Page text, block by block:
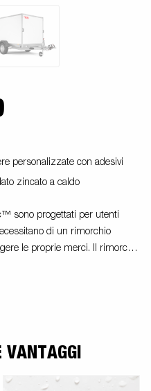
personalizzate con adesivi
zincato a caldo
sono progettati per utenti
di un rimorchio
le proprie merci. Il rimorchio
del rimorchio offre la
leggero, resistente agli urti,
è un rimorchio
scopo puramente illustrativo